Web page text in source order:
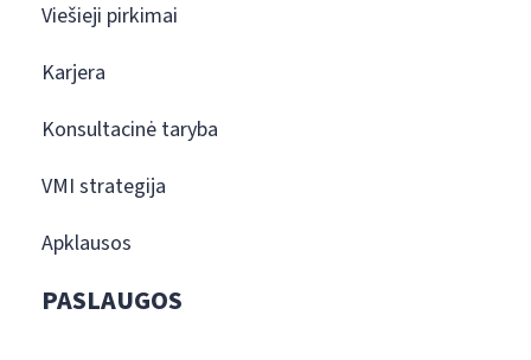
Viešieji pirkimai
Karjera
Konsultacinė taryba
VMI strategija
Apklausos
PASLAUGOS